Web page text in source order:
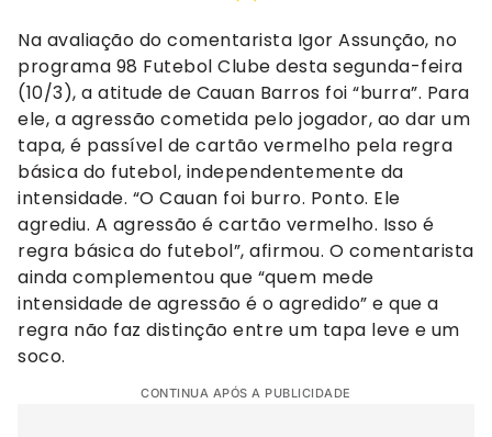
Na avaliação do comentarista Igor Assunção, no
programa 98 Futebol Clube desta segunda-feira
(10/3), a atitude de Cauan Barros foi “burra”. Para
ele, a agressão cometida pelo jogador, ao dar um
tapa, é passível de cartão vermelho pela regra
básica do futebol, independentemente da
intensidade. “O Cauan foi burro. Ponto. Ele
agrediu. A agressão é cartão vermelho. Isso é
regra básica do futebol”, afirmou. O comentarista
ainda complementou que “quem mede
intensidade de agressão é o agredido” e que a
regra não faz distinção entre um tapa leve e um
soco.
CONTINUA APÓS A PUBLICIDADE